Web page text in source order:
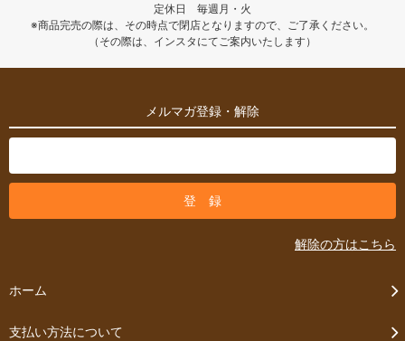
定休日 毎週月・火
※商品完売の際は、その時点で閉店となりますので、ご了承ください。
（その際は、インスタにてご案内いたします）
メルマガ登録・解除
解除の方はこちら
ホーム
支払い方法について